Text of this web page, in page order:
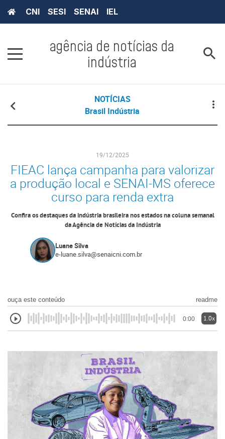
CNI SESI SENAI IEL
agência de notícias da
indústria
NOTÍCIAS
Brasil Indústria
19/12/2025
FIEAC lança campanha para valorizar
a produção local e SENAI-MS oferece
curso para renda extra
Confira os destaques da indústria brasileira nos estados na coluna semanal
da Agência de Notícias da Indústria
Luane Silva
e-luane.silva@senaicni.com.br
ouça este conteúdo readme
0:00 1.0x